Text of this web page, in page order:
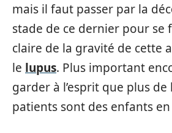
mais il faut passer par la
stade de ce dernier pour se
claire de la gravité de cette
le lupus. Plus important
garder à l’esprit que plus
patients sont des enfants en